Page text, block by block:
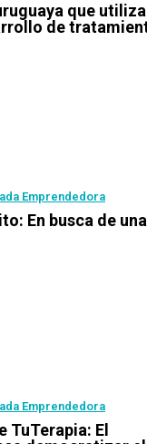
que
de
Emprendedora
En busca de
Emprendedora
TuTerapia: El